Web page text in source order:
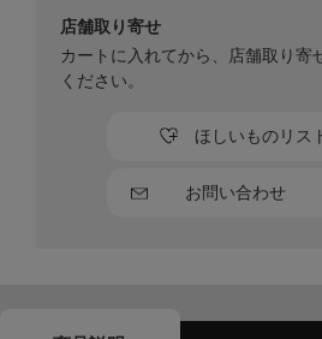
お問い合わせ
ほしいものリス
店舗取り寄せ
カートに入れてから、店舗取り寄
ください。